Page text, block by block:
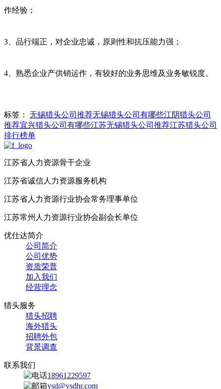
作经验；
3、品行端正，对企业忠诚，原则性和抗压能力强；
4、熟悉企业产供销运作，有较好的业务思维及业务敏锐度。
标签： 无锡猎头公司推荐无锡猎头公司有哪些江阴猎头公司
推荐宜兴猎头公司有哪些江苏无锡猎头公司推荐江苏猎头公司
排行榜单
江苏省人力资源骨干企业
江苏省诚信人力资源服务机构
江苏省人力资源行业协会常务理事单位
江苏常州人力资源行业协会副会长单位
优仕达简介
公司简介
公司优势
资质荣普
加入我们
经营理念
猎头服务
猎头招聘
海外猎头
招聘外包
背景调查
联系我们
18961229597
ysd@ysdhr.com